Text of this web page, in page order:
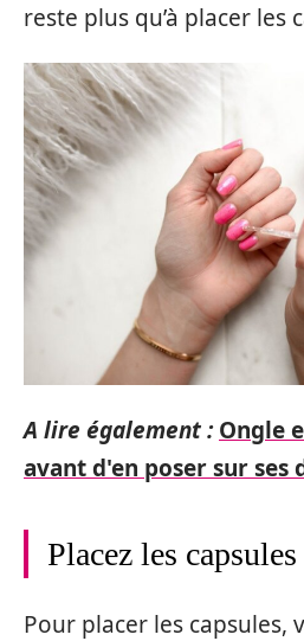
reste plus qu’à placer les
A lire également : Ongle
avant d'en poser sur ses
Placez les capsules
Pour placer les capsules,